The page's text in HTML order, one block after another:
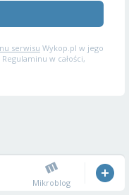
serwisu Wykop.pl w jego
w całości,
Mikroblog